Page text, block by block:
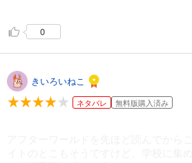
動向が鍵なのは一緒でしょうね。
MKウイルス人為合成説はほぼ確定み
0
きいろいねこ
ネタバレ 無料版購入済み